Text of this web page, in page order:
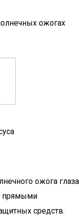
ожогах
ожога глаза
прямыми
средств.